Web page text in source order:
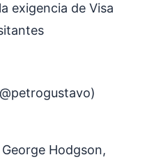
exigencia de Visa
Hodgson,